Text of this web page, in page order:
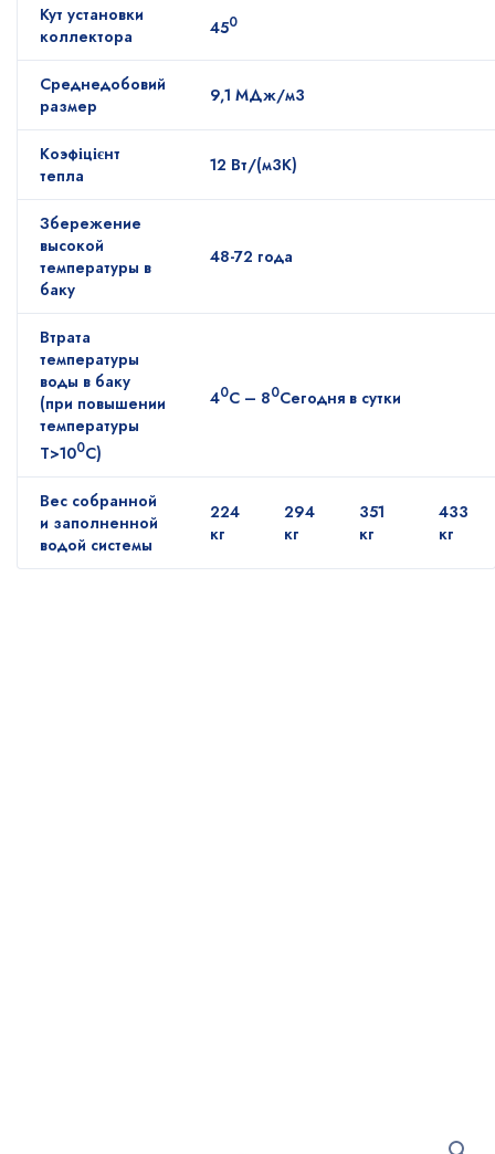
Кут установки
коллектора
450
Среднедобовий
размер
9,1 МДж/м3
Коэфіцієнт
тепла
12 Вт/(м3К)
Збережение
высокой
температуры в
баку
48-72 года
Втрата
температуры
воды в баку
(при повышении
температуры
Т>100С)
40С – 80Сегодня в сутки
Вес собранной
и заполненной
водой системы
224
кг
294
кг
351
кг
433
кг